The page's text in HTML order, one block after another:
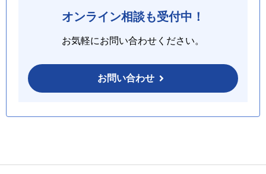
オンライン相談も受付中！
お気軽にお問い合わせください。
お問い合わせ